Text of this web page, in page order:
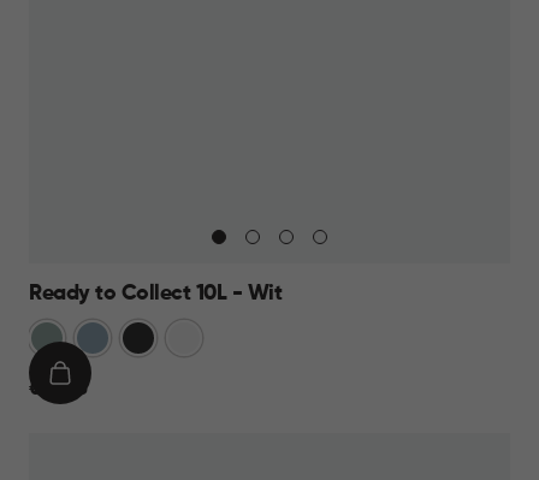
Ready to Collect 10L - Wit
GroenBlauwDonkergrijs
€
€ 14,95
IN